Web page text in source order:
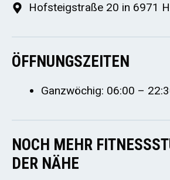
Hofsteigstraße 20 in 6971
ÖFFNUNGSZEITEN
Ganzwöchig: 06:00 –
NOCH MEHR
DER NÄHE